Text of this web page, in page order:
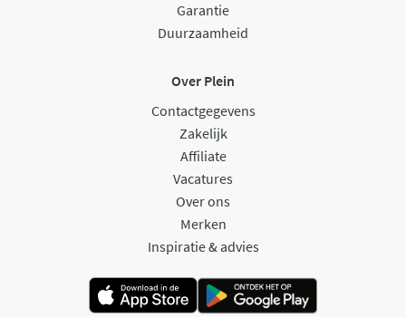
Garantie
Duurzaamheid
Over Plein
Contactgegevens
Zakelijk
Affiliate
Vacatures
Over ons
Merken
Inspiratie & advies